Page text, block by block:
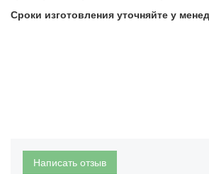
Сроки изготовления уточняйте у
Написать отзыв